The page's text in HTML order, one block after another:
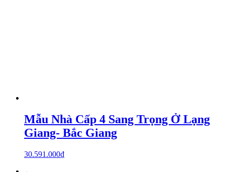
Mẫu Nhà Cấp 4 Sang Trọng Ở Lạng
Giang- Bắc Giang
30.591.000₫